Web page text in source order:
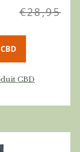
€28,95
CBD